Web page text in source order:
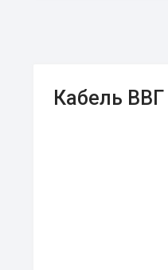
Кабель ВВГ